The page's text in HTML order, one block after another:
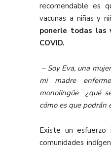
recomendable es
vacunas a niñas y
ponerle todas las
COVID.
– Soy Eva, una
mi madre
monolingüe ¿qué
cómo es que podrán
Existe un
comunidades